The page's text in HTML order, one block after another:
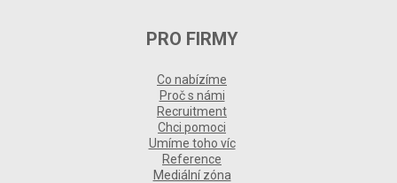
PRO FIRMY
Co nabízíme
Proč s námi
Recruitment
Chci pomoci
Umíme toho víc
Reference
Mediální zóna